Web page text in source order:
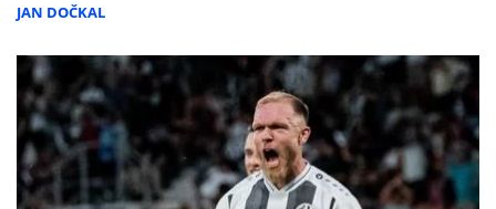
JAN DOČKAL